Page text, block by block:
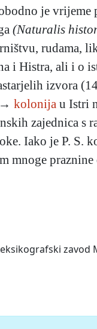
je
(Naturalis
rudama,
i Histra, ali i o
izvora
kolonija u Istri
zajednica s
Iako je P. S.
mnoge
zavod